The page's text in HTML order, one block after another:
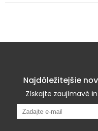
Najdôležitejšie
Získajte zaujímavé